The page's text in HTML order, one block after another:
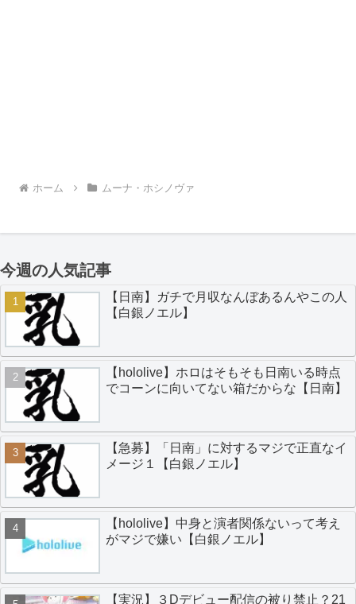
ホーム ムーナ・ホシノヴァ
今週の人気記事
【日南】ガチで月収なんぼあるんやこの人
【白銀ノエル】
【hololive】ホロはそもそも日南いる時点
でコーンに向いてない箱だからな【日南】
【急募】「日南」に対するマジで正直なイ
メージ１【白銀ノエル】
【hololive】中身と演者関係ないって考え
がマジで嫌い【白銀ノエル】
【実況】３Dデビュー配信の被り禁止？21